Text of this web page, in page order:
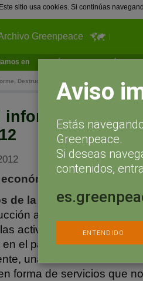
Este sitio usa cookies. Si continúas
Greenpeace
en ¿Qué puedes hacer tú?
Destrucción a todacosta 2012
informe,
y ambiental
de la costa.
a Toda Costa 2012,
actividades
el pasado son las
una crisis de los
forma de servicios que
Aviso
Estás
Greenpeace.
Si deseas
contenidos,
ENTENDIDO